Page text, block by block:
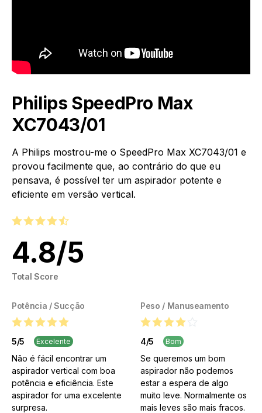
Philips SpeedPro Max
XC7043/01
A Philips mostrou-me o SpeedPro Max XC7043/01 e
provou facilmente que, ao contrário do que eu
pensava, é possível ter um aspirador potente e
eficiente em versão vertical.
4.8/5
Total Score
Potência / Sucção
5/5 Excelente
Não é fácil encontrar um
aspirador vertical com boa
potência e eficiência. Este
aspirador for uma excelente
surpresa.
Peso / Manuseamento
4/5 Bom
Se queremos um bom
aspirador não podemos
estar a espera de algo
muito leve. Normalmente os
mais leves são mais fracos.